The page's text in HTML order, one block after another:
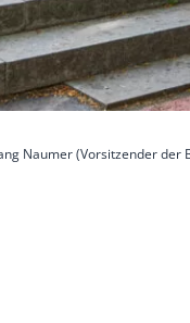
Naumer (Vorsitzender der